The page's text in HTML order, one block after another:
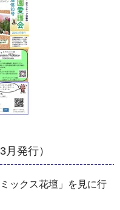
発行）
ックス花壇」を見に行